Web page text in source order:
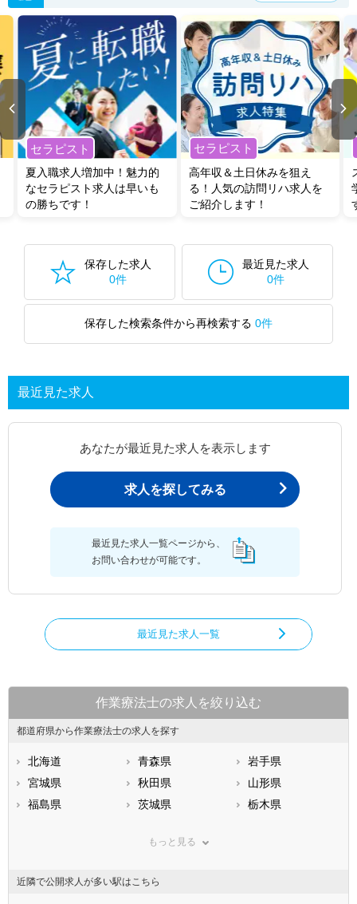
セラピスト
夏入職求人増加中！魅力的
なセラピスト求人は早いも
の勝ちです！
セラピスト
高年収＆土日休みを狙え
る！人気の訪問リハ求人を
ご紹介します！
保存した求人
0件
最近見た求人
0件
保存した検索条件から再検索する 0件
最近見た求人
あなたが最近見た求人を表示します
求人を探してみる
最近見た求人一覧ページから、
お問い合わせが可能です。
最近見た求人一覧
作業療法士の求人を絞り込む
都道府県から作業療法士の求人を探す
北海道 青森県
岩手県
宮城県
秋田県
山形県
福島県
茨城県
栃木県
神奈川県
石川県
福井県
もっと見る
近隣で公開求人が多い駅はこちら